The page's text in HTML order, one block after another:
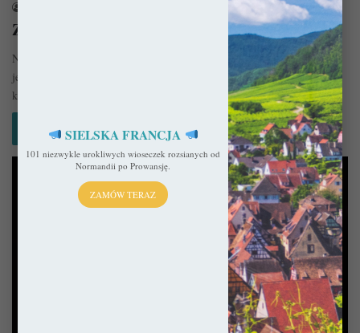
Zamek w Reszlu – Na krańcu Warmii
Należący do biskupów warmińskich XIV-wieczny zamek w Reszlu to
jedna z najbardziej rozpoznawalnych rezydencji Wieków Średnich w
kraju. Wszystko to…
Czytaj więcej »
Kościoły
SIELSKA FRANCJA
101 niezwykle urokliwych wioseczek rozsianych od
Normandii po Prowansję.
ZAMÓW TERAZ